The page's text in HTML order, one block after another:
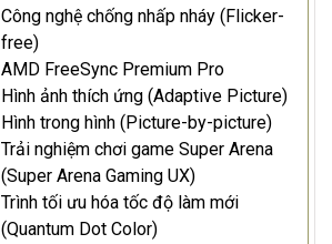
Công nghệ chống nhấp nháy (Flicker-
free)
AMD FreeSync Premium Pro
Hình ảnh thích ứng (Adaptive Picture)
Hình trong hình (Picture-by-picture)
Trải nghiệm chơi game Super Arena
(Super Arena Gaming UX)
Trình tối ưu hóa tốc độ làm mới
(Quantum Dot Color)